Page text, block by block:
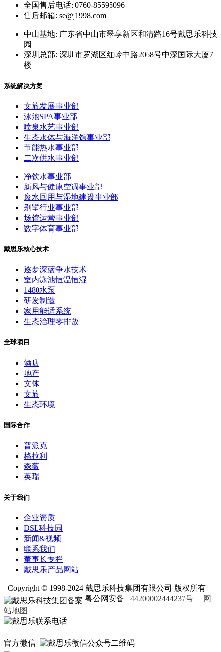
全国售后电话: 0760-85595096
售后邮箱: se@j1998.com
中山基地: 广东省中山市翠享新区和清路16号戴思乐科技
园
深圳总部: 深圳市罗湖区红岭中路2068号中深国际大厦7
楼
系统解决方案
文旅发展事业部
泳池SPA事业部
喷泉水艺事业部
生态水体与海洋馆事业部
节能热水事业部
二次供水事业部
净饮水事业部
新风与健康空调事业部
废水回用与湿地建设事业部
别墅行业事业部
场馆运营事业部
数字体育事业部
戴思乐核心技术
逐梦深蓝争水技术
室内泳池恒温恒湿
1480水泵
研发制造
家用能适系统
生态治理零排放
全球项目
酒店
地产
文体
文旅
生态环境
国际合作
普派克
格拉利
森薇
英瑞
关于我们
企业资质
DSL科技园
新闻&视频
联系我们
董事长专栏
戴思乐产品网站
Copyright © 1998-2024 戴思乐科技集团有限公司 版权所有
粤公网安备 44200002444237号
网
站地图
官方微信